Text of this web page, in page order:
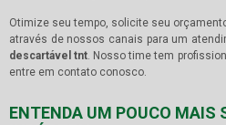
Otimize seu tempo, solicite seu
através de nossos canais para um
descartável tnt . Nosso time tem
entre em contato conosco.
ENTENDA UM POUCO MAIS